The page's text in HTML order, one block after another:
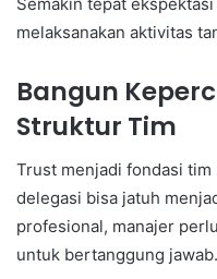
melaksanakan aktivitas
Bangun
Struktur Tim
Trust menjadi fondasi
delegasi bisa jatuh
profesional, manajer
untuk bertanggung jawab.